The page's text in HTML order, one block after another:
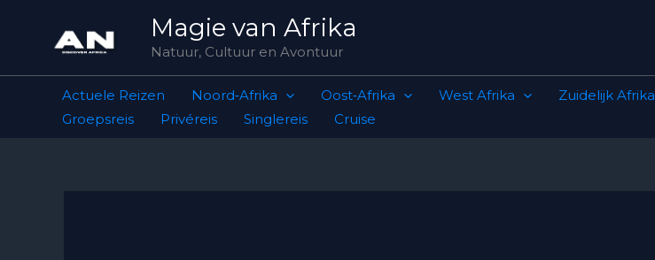
Magie van Afrika
Natuur, Cultuur en Avontuur
Actuele Reizen Noord‑Afrika Oost‑Afrika West Afrika Zuidelijk Afrika
Groepsreis
Privéreis Singlereis Cruise